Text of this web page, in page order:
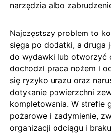
narzędzia albo
Najczęstszy problem to
sięga po dodatki, a druga
do wydawki lub otworzyć
dochodzi praca nożem i
się ryzyko urazu oraz
dotykanie powierzchni
kompletowania. W strefie
pożarowe i zadymienie,
organizacji odciągu i